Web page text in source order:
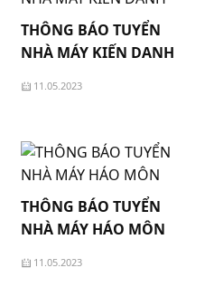
THÔNG BÁO TUYỂN
NHÀ MÁY KIẾN DANH
11.05.2023
THÔNG BÁO TUYỂN
NHÀ MÁY HÁO MÔN
11.05.2023